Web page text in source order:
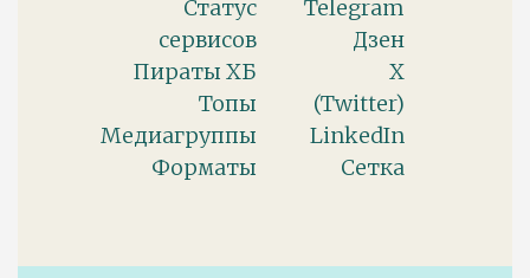
Статус
сервисов
Пираты ХБ
Топы
Медиагруппы
Форматы
Telegram
Дзен
X
(Twitter)
LinkedIn
Сетка